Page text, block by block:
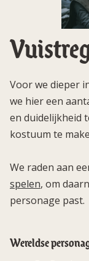
Voor we dieper
we hier een
en duidelijkheid
kostuum te
We raden aan
spelen, om
personage past.
Wereldse